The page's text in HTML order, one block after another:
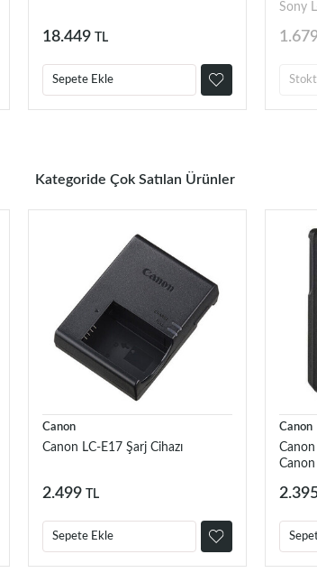
18.449 TL
Sepete Ekle
Sony
Kategoride Çok Satılan Ürünler
Canon
Canon LC-E17 Şarj Cihazı
2.499 TL
Sepete Ekle
Canon
Canon